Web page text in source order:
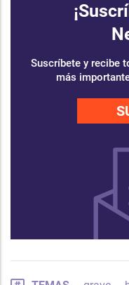
Suscríbete y recibe
más